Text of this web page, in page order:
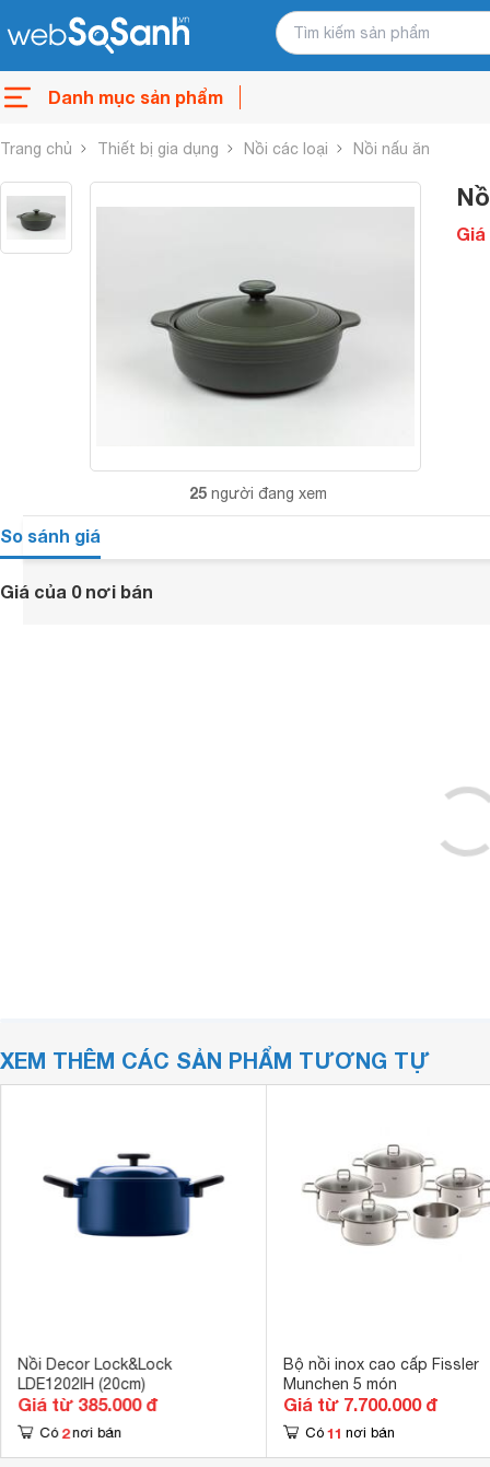
Danh mục sản phẩm
Trang chủ Thiết bị gia dụng Nồi các loại Nồi nấu ăn
25 người đang xem
So sánh giá
Giá của 0 nơi bán
XEM THÊM CÁC SẢN PHẨM TƯƠNG TỰ
Nồi Decor Lock&Lock
LDE1202IH (20cm)
Giá từ 385.000 đ
Có 2 nơi bán
Bộ nồi inox cao cấp Fissler
Munchen 5 món
Giá từ 7.700.000 đ
Có 11 nơi bán